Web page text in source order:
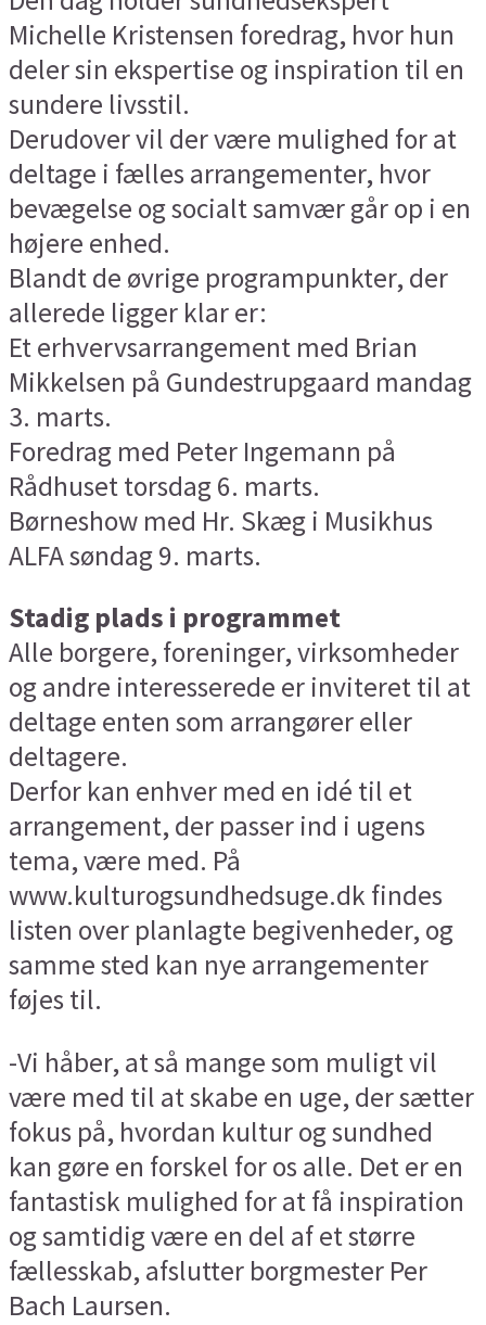
Michelle Kristensen foredrag, hvor hun
deler sin ekspertise og inspiration til en
sundere livsstil.
Derudover vil der være mulighed for at
deltage i fælles arrangementer, hvor
bevægelse og socialt samvær går op i en
højere enhed.
Blandt de øvrige programpunkter, der
allerede ligger klar er:
Et erhvervsarrangement med Brian
Mikkelsen på Gundestrupgaard mandag
3. marts.
Foredrag med Peter Ingemann på
Rådhuset torsdag 6. marts.
Børneshow med Hr. Skæg i Musikhus
ALFA søndag 9. marts.
Stadig plads i programmet
Alle borgere, foreninger, virksomheder
og andre interesserede er inviteret til at
deltage enten som arrangører eller
deltagere.
Derfor kan enhver med en idé til et
arrangement, der passer ind i ugens
tema, være med. På
www.kulturogsundhedsuge.dk findes
listen over planlagte begivenheder, og
samme sted kan nye arrangementer
føjes til.
-Vi håber, at så mange som muligt vil
være med til at skabe en uge, der sætter
fokus på, hvordan kultur og sundhed
kan gøre en forskel for os alle. Det er en
fantastisk mulighed for at få inspiration
og samtidig være en del af et større
fællesskab, afslutter borgmester Per
Bach Laursen.